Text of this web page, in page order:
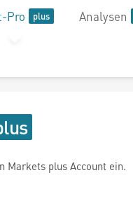
Pro Analysen
Markets plus Account ein.